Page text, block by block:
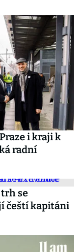
i kraji k
radní
se
čeští kapitáni